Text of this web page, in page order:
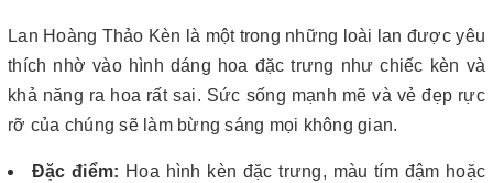
Lan Hoàng Thảo Kèn là một trong những loài lan được yêu
thích nhờ vào hình dáng hoa đặc trưng như chiếc kèn và
khả năng ra hoa rất sai. Sức sống mạnh mẽ và vẻ đẹp rực
rỡ của chúng sẽ làm bừng sáng mọi không gian.
Đặc điểm: Hoa hình kèn đặc trưng, màu tím đậm hoặc